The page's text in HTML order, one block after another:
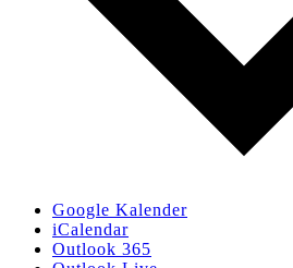
Google Kalender
iCalendar
Outlook 365